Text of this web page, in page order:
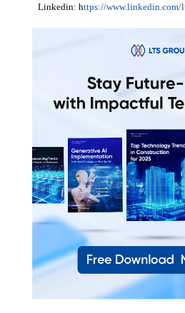
Linkedin: https://www.linkedin.com/